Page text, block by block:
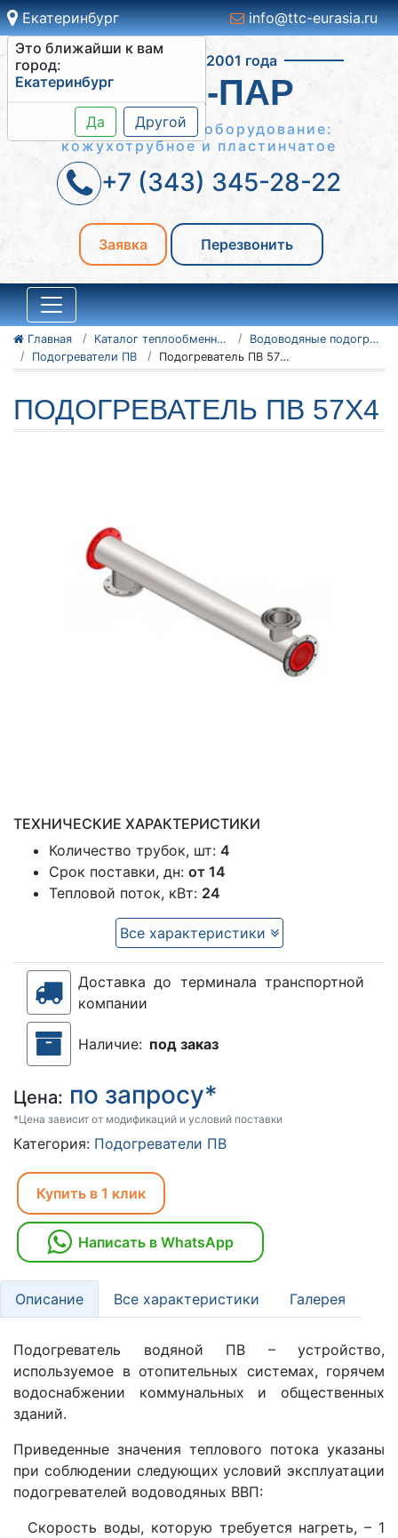
Екатеринбург
Это ближайши к вам
город:
Екатеринбург
Да Другой
info@ttc-eurasia.ru
Работаем с 2001 года
ВОДА-ПАР
Теплообменное оборудование:
кожухотрубное и пластинчатое
+7 (343) 345-28-22
Заявка Перезвонить
Главная Каталог теплообменного оборудования
Водоводяные подогреватели
Подогреватели ПВ
Подогреватель ПВ 57х4
ПОДОГРЕВАТЕЛЬ ПВ 57Х4
ТЕХНИЧЕСКИЕ ХАРАКТЕРИСТИКИ
Количество трубок, шт: 4
Срок поставки, дн: от 14
Тепловой поток, кВт: 24
Все характеристики
Доставка до терминала транспортной
компании
Наличие: под заказ
Цена: по запросу*
*Цена зависит от модификаций и условий поставки
Категория: Подогреватели ПВ
Купить в 1 клик
Написать в WhatsApp
Описание Все характеристики Галерея
Подогреватель водяной ПВ – устройство,
используемое в отопительных системах, горячем
водоснабжении коммунальных и общественных
зданий.
Приведенные значения теплового потока указаны
при соблюдении следующих условий эксплуатации
подогревателей водоводяных ВВП:
Скорость воды, которую требуется нагреть, – 1